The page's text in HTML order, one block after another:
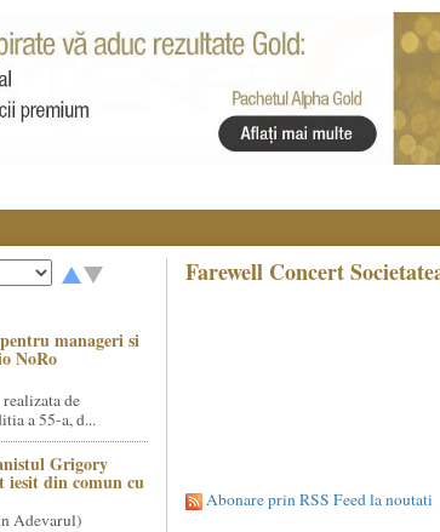
manageri si
NoRo
de
a 55-a, d...
Grigory
iesit din comun cu
Adevarul)
Farewell Concert
Abonare prin RSS Feed la noutati